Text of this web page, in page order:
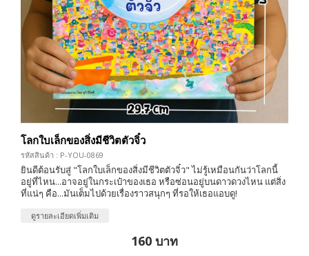
โลกใบเล็กของสิ่งมีชีวิตตัวจิ๋ว
รหัสสินค้า : P-YOU-0869
ยินดีต้อนรับสู่ "โลกใบเล็กของสิ่งมีชีวิตตัวจิ๋ว" ไม่รู้เหมือนกันว่าโลกนี้
อยู่ที่ไหน...อาจอยู่ในกระเป๋าของเธอ หรือซ่อนอยู่บนดาวดวงไหน แต่สิ่ง
ที่แน่ๆ คือ...มันเต็มไปด้วยเรื่องราวสนุกๆ ที่รอให้เธอแอบดู!
ดูรายละเอียดเพิ่มเติม
160 บาท